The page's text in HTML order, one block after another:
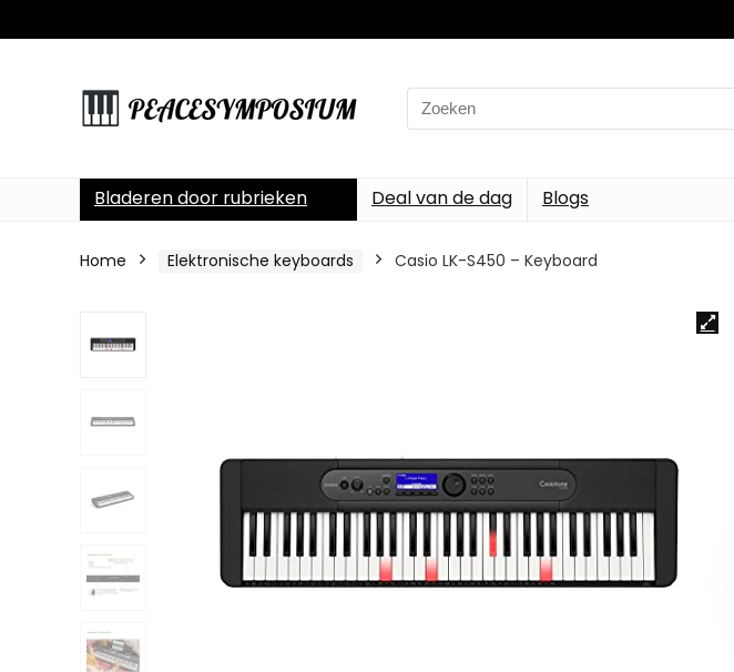
Search
for:
Bladeren door rubrieken Deal van de dag Blogs
Home Elektronische keyboards Casio LK-S450 – Keyboard